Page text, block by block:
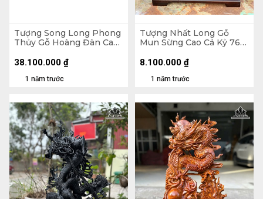
Tượng Song Long Phong
Thủy Gỗ Hoàng Đàn Cao
1 năm trước
38.100.000 ₫
Tượng Nhất Long Gỗ
Mun Sừng Cao Cả Kỷ 76
Kỷ Cao 10 (cm)
1 năm trước
8.100.000 ₫